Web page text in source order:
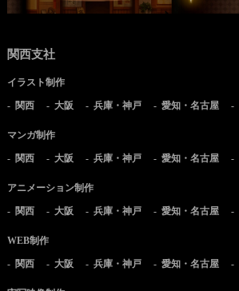
関西支社
イラスト制作
関西 大阪 兵庫・神戸 愛知・名古屋
マンガ制作
関西 大阪 兵庫・神戸 愛知・名古屋
アニメーション制作
関西 大阪 兵庫・神戸 愛知・名古屋
WEB制作
関西 大阪 兵庫・神戸 愛知・名古屋